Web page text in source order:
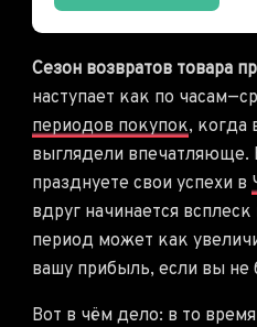
Сезон возвратов товара
наступает как по
периодов покупок, когда
выглядели впечатляюще.
празднуете свои успехи в
вдруг начинается
период может как
вашу прибыль, если вы не
Вот в чём дело: в то